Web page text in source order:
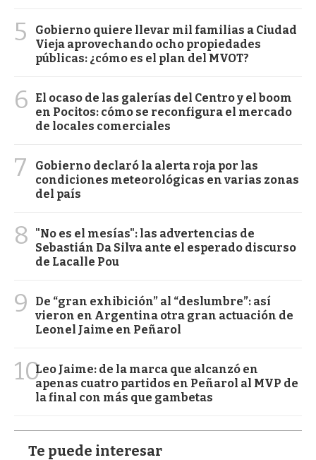
5
Gobierno quiere llevar mil familias a Ciudad
Vieja aprovechando ocho propiedades
públicas: ¿cómo es el plan del MVOT?
6
El ocaso de las galerías del Centro y el boom
en Pocitos: cómo se reconfigura el mercado
de locales comerciales
7
Gobierno declaró la alerta roja por las
condiciones meteorológicas en varias zonas
del país
8
"No es el mesías": las advertencias de
Sebastián Da Silva ante el esperado discurso
de Lacalle Pou
9
De “gran exhibición” al “deslumbre”: así
vieron en Argentina otra gran actuación de
Leonel Jaime en Peñarol
10Leo Jaime: de la marca que alcanzó en
apenas cuatro partidos en Peñarol al MVP de
la final con más que gambetas
Te puede interesar